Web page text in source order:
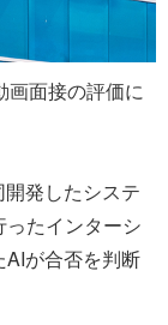
画面接の評価に
開発したシステ
たインターシ
AIが合否を判断